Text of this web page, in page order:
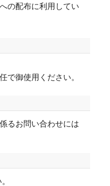
の配布に利用してい
で御使用ください。
るお問い合わせには